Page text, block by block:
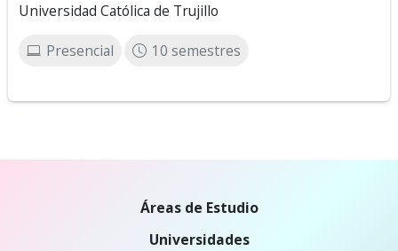
Universidad Católica de Trujillo
Presencial 10 semestres
Áreas de Estudio
Universidades